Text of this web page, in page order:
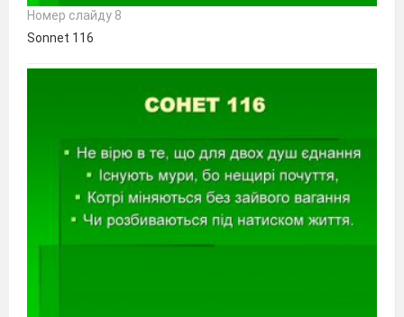
Номер слайду 8
Sonnet 116